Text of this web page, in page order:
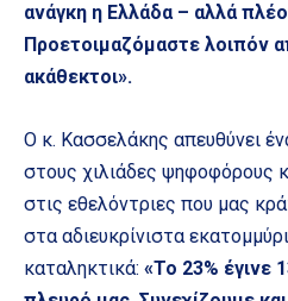
ανάγκη η Ελλάδα – αλλά
Προετοιμαζόμαστε λοιπόν
ακάθεκτοι».
Ο κ. Κασσελάκης απευθύνει
στους χιλιάδες ψηφοφόρους
στις εθελόντριες που μας
στα αδιευκρίνιστα
καταληκτικά: «Το 23% έγινε